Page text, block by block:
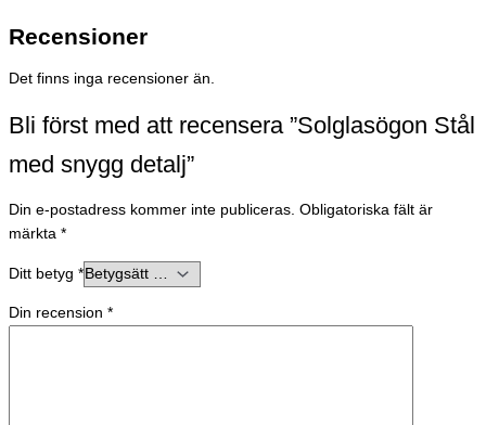
Recensioner
Det finns inga recensioner än.
Bli först med att recensera ”Solglasögon Stål
med snygg detalj”
Din e-postadress kommer inte publiceras. Obligatoriska fält är
märkta *
Ditt betyg *
Din recension *